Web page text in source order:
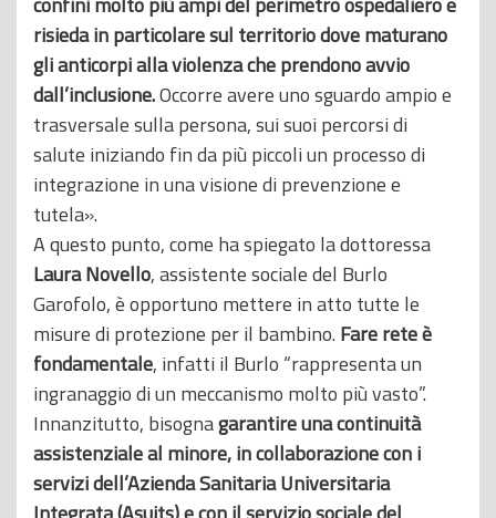
risieda in particolare sul territorio dove maturano
gli anticorpi alla violenza che prendono avvio
dall’inclusione.Occorre avere uno sguardo ampio e
trasversale sulla persona, sui suoi percorsi di
salute iniziando fin da più piccoli un processo di
integrazione in una visione di prevenzione e
tutela».
A questo punto, come ha spiegato la dottoressa
Laura Novello, assistente sociale del Burlo
Garofolo, è opportuno mettere in atto tutte le
misure di protezione per il bambino. Fare rete è
fondamentale, infatti il Burlo “rappresenta un
ingranaggio di un meccanismo molto più vasto”.
Innanzitutto, bisognagarantire una continuità
assistenziale al minore, in collaborazione con i
servizi dell’Azienda Sanitaria Universitaria